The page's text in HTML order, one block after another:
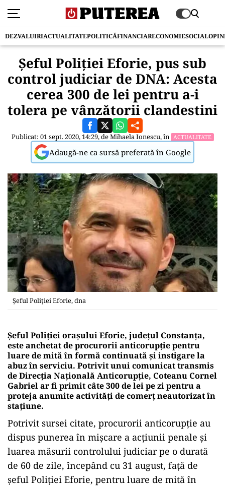
DEZVALUIRIACTUALITATEPOLITICĂFINANCIARECONOMIESOCIAL
Șeful Poliției Eforie, pus sub
control judiciar de DNA: Acesta
cerea 300 de lei pentru a-i
tolera pe vânzătorii clandestini
Publicat: 01 sept. 2020, 14:29, deMihaela Ionescu, în ACTUALITATE
Adaugă-ne ca sursă preferată în Google
Șeful Poliției Eforie, dna
Șeful Poliției orașului Eforie, județul Constanța,
este anchetat de procurorii anticorupție pentru
luare de mită în formă continuată și instigare la
abuz în serviciu. Potrivit unui comunicat transmis
de Direcția Națională Anticorupție, Coteanu Cornel
Gabriel ar fi primit câte 300 de lei pe zi pentru a
proteja anumite activități de comerț neautorizat în
stațiune.
Potrivit sursei citate, procurorii anticorupție au
dispus punerea în mișcare a acțiunii penale și
luarea măsurii controlului judiciar pe o durată
de 60 de zile, începând cu 31 august, față de
șeful Poliției Eforie, pentru luare de mită în